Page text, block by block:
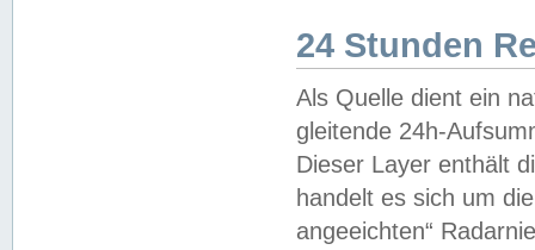
24 Stunden
Als Quelle dient ein
gleitende 24h-
Dieser Layer enthält
handelt es sich um
angeeichten“